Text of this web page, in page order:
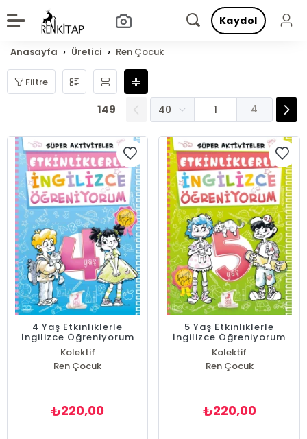
Kaydol
Anasayfa Üretici Ren Çocuk
Filtre
149 4
4 Yaş Etkinliklerle
İngilizce Öğreniyorum
Kolektif
Ren Çocuk
₺220,00
5 Yaş Etkinliklerle
İngilizce Öğreniyorum
Kolektif
Ren Çocuk
₺220,00